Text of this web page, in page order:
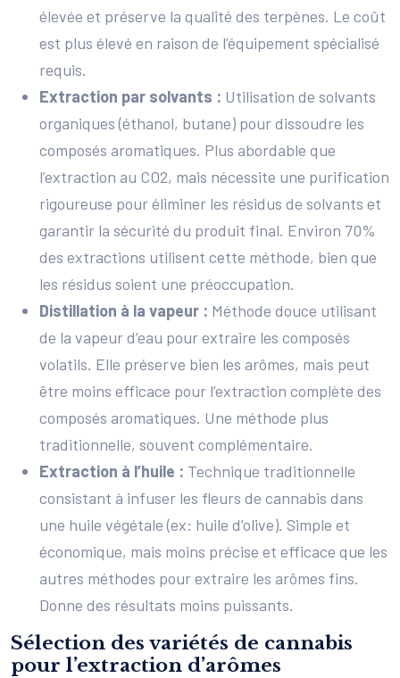
élevée et préserve la qualité des terpènes. Le coût
est plus élevé en raison de l’équipement spécialisé
requis.
Extraction par solvants : Utilisation de solvants
organiques (éthanol, butane) pour dissoudre les
composés aromatiques. Plus abordable que
l’extraction au CO2, mais nécessite une purification
rigoureuse pour éliminer les résidus de solvants et
garantir la sécurité du produit final. Environ 70%
des extractions utilisent cette méthode, bien que
les résidus soient une préoccupation.
Distillation à la vapeur : Méthode douce utilisant
de la vapeur d’eau pour extraire les composés
volatils. Elle préserve bien les arômes, mais peut
être moins efficace pour l’extraction complète des
composés aromatiques. Une méthode plus
traditionnelle, souvent complémentaire.
Extraction à l’huile : Technique traditionnelle
consistant à infuser les fleurs de cannabis dans
une huile végétale (ex: huile d’olive). Simple et
économique, mais moins précise et efficace que les
autres méthodes pour extraire les arômes fins.
Donne des résultats moins puissants.
Sélection des variétés de cannabis
pour l’extraction d’arômes